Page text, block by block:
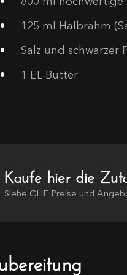
125 ml Halbrahm
Salz und schwarzer
1 EL Butter
Kaufe hier die
Siehe CHF Preise und